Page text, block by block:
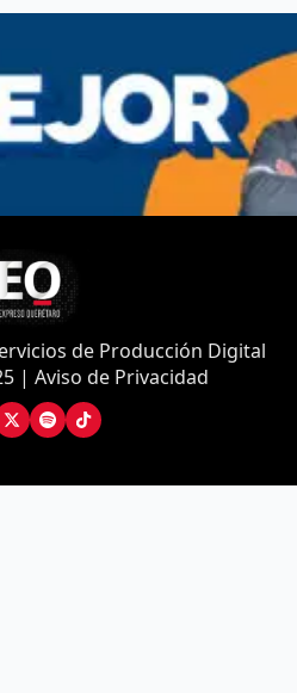
de Producción Digital
| Aviso de Privacidad